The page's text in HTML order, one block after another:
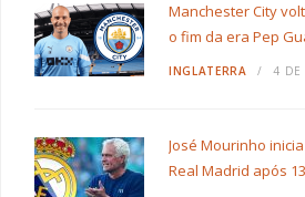
Manchester City
o fim da era Pep
INGLATERRA 4 DE
José Mourinho
Real Madrid após